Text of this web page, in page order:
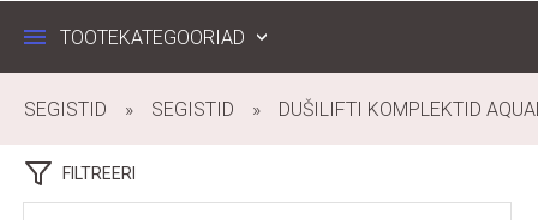
TOOTEKATEGOORIAD
SEGISTID SEGISTID DUŠILIFTI KOMPLEKTID
FILTREERI